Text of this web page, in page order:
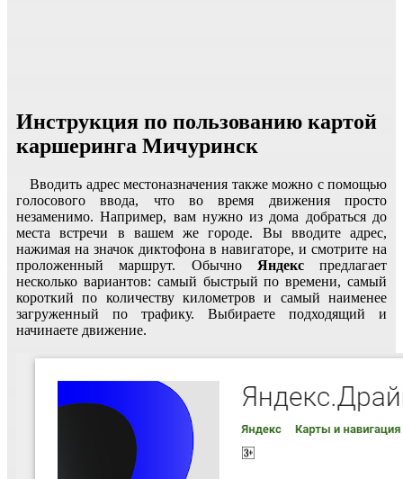
Инструкция по пользованию картой
каршеринга Мичуринск
Вводить адрес местоназначения также можно с помощью
голосового ввода, что во время движения просто
незаменимо. Например, вам нужно из дома добраться до
места встречи в вашем же городе. Вы вводите адрес,
нажимая на значок диктофона в навигаторе, и смотрите на
проложенный маршрут. Обычно Яндекспредлагает
несколько вариантов: самый быстрый по времени, самый
короткий по количеству километров и самый наименее
загруженный по трафику. Выбираете подходящий и
начинаете движение.